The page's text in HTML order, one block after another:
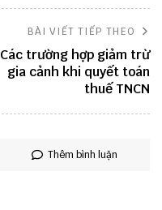
BÀI VIẾT TIẾP THEO
Các trường hợp giảm trừ
gia cảnh khi quyết toán
thuế TNCN
Thêm bình luận